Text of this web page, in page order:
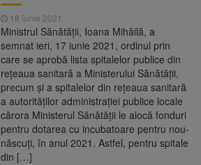
18 iunie 2021
Ministrul Sănătăţii, Ioana Mihăilă, a
semnat ieri, 17 iunie 2021, ordinul prin
care se aprobă lista spitalelor publice din
reţeaua sanitară a Ministerului Sănătăţii,
precum şi a spitalelor din reţeaua sanitară
a autorităţilor administraţiei publice locale
cărora Ministerul Sănătăţii le alocă fonduri
pentru dotarea cu incubatoare pentru nou-
născuţi, în anul 2021. Astfel, pentru spitale
din […]